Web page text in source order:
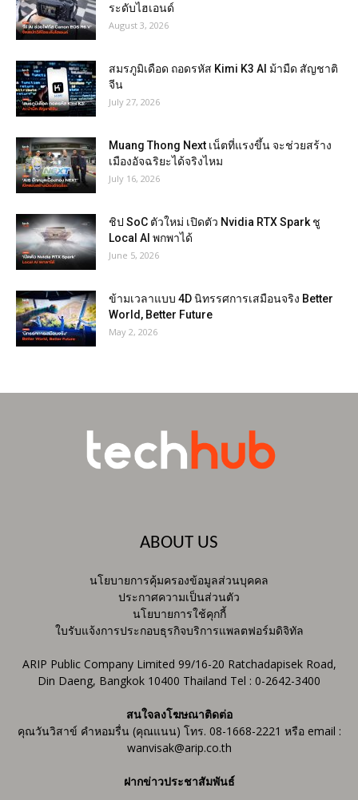
ระดับไฮเอนด์
August 3, 2026
สมรภูมิเดือด ถอดรหัส Kimi K3 AI ม้ามืด สัญชาติ
จีน
July 27, 2026
Muang Thong Next เน็ตที่แรงขึ้น จะช่วยสร้าง
เมืองอัจฉริยะได้จริงไหม
July 16, 2026
ชิป SoC ตัวใหม่ เปิดตัว Nvidia RTX Spark ชู
Local AI พกพาได้
June 5, 2026
ข้ามเวลาแบบ 4D นิทรรศการเสมือนจริง Better
World, Better Future
May 2, 2026
ABOUT US
นโยบายการคุ้มครองข้อมูลส่วนบุคคล
ประกาศความเป็นส่วนตัว
นโยบายการใช้คุกกี้
ใบรับแจ้งการประกอบธุรกิจบริการแพลตฟอร์มดิจิทัล
ARIP Public Company Limited 99/16-20 Ratchadapisek Road,
Din Daeng, Bangkok 10400 Thailand Tel : 0-2642-3400
สนใจลงโฆษณาติดต่อ
คุณวันวิสาข์ คำหอมรื่น (คุณแนน) โทร. 08-1668-2221 หรือ email :
wanvisak@arip.co.th
ฝากข่าวประชาสัมพันธ์